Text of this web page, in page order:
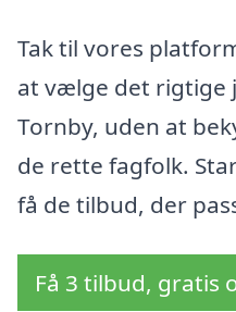
Tak til vores
at vælge det rigtige
Tornby, uden at
de rette fagfolk.
få de tilbud, der
Få 3 tilbud, gratis